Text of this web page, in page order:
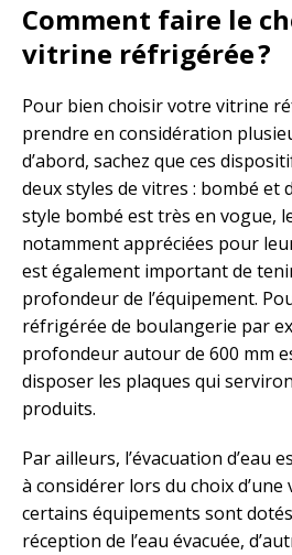
Comment faire le
vitrine réfrigérée ?
Pour bien choisir votre vitrine
prendre en considération
d’abord, sachez que ces
deux styles de vitres : bombé et
style bombé est très en vogue,
notamment appréciées pour
est également important de
profondeur de l’équipement.
réfrigérée de boulangerie par
profondeur autour de 600 mm
disposer les plaques qui
produits.
Par ailleurs, l’évacuation d’eau
à considérer lors du choix
certains équipements sont
réception de l’eau évacuée,